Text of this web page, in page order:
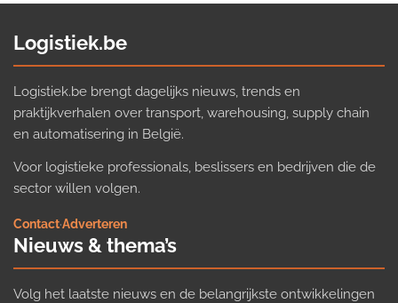
Logistiek.be
Logistiek.be brengt dagelijks nieuws, trends en
praktijkverhalen over transport, warehousing, supply chain
en automatisering in België.
Voor logistieke professionals, beslissers en bedrijven die de
sector willen volgen.
Contact·Adverteren
Nieuws & thema’s
Volg het laatste nieuws en de belangrijkste ontwikkelingen